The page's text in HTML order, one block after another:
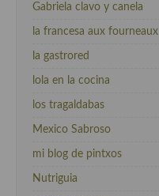
Gabriela clavo y canela
la francesa aux fourneaux
la gastrored
lola en la cocina
los tragaldabas
Mexico Sabroso
mi blog de pintxos
Nutriguia